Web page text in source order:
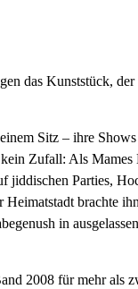
das Kunststück,
Sitz – ihre
Zufall: Als Mames
jiddischen Parties,
brachte
in
2008 für mehr als